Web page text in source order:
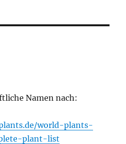
Namen nach:
world-plants-
plant-list